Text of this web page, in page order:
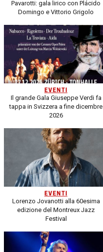
Pavarotti: gala lirico con Plácido
Domingo e Vittorio Grigolo
EVENTI
Il grande Gala Giuseppe Verdi fa
tappa in Svizzera a fine dicembre
2026
EVENTI
Lorenzo Jovanotti alla 60esima
edizione del Montreux Jazz
Festival